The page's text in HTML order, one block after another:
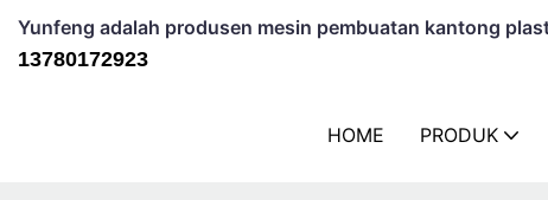
Yunfeng adalah produsen mesin pembuatan kantong
13780172923
HOME PRODUK